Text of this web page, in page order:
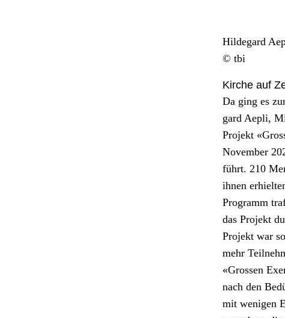
Hilde­gard
© tbi
Kirche auf
Da ging es
gard Aepli,
Pro­jekt
Novem­ber
führt. 210
ihnen
Pro­gramm
das Pro­jekt
Pro­jekt war
mehr
«Grossen
nach den
mit weni­gen